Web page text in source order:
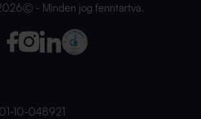
- Minden jog fenntartva.
10-048921